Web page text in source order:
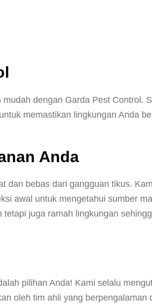
dengan Garda Pest Control.
memastikan lingkungan Anda
Anda
dan bebas dari gangguan tikus.
awal untuk mengetahui sumber
juga ramah lingkungan
pilihan Anda! Kami selalu
oleh tim ahli yang berpengalaman